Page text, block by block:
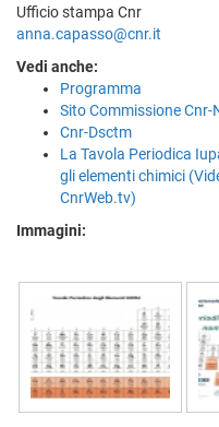
Ufficio stampa Cnr
anna.capasso@cnr.it
Vedi anche:
Programma
Sito Commissione Cnr-
Cnr-Dsctm
La Tavola Periodica
gli elementi chimici
CnrWeb.tv)
Immagini: